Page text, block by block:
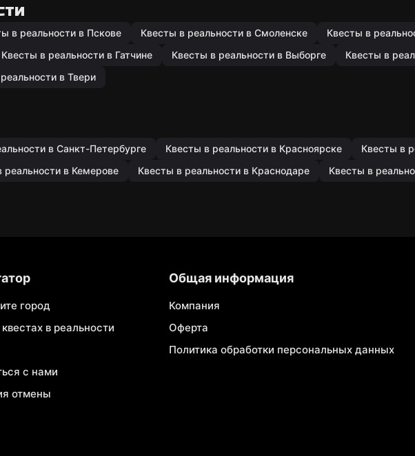
в реальности в Пскове Квесты в реальности в Смоленске
Квесты в
Квесты в реальности в Гатчине Квесты в реальности в Выборге
Квесты в
в Твери
в Санкт-Петербурге Квесты в реальности в Красноярске
Квесты в
реальности в Кемерове Квесты в реальности в Краснодаре Квесты в
город
в реальности
с нами
отмены
Общая информация
Компания
Оферта
Политика обработки персональных данных